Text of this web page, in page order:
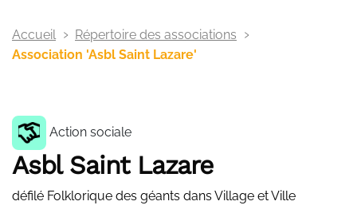
Accueil
Répertoire des associations
Association 'Asbl Saint Lazare'
Action sociale
Asbl Saint Lazare
défilé Folklorique des géants dans Village et Ville